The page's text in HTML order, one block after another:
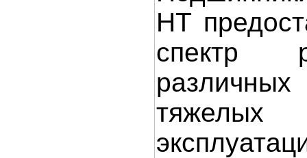
HT
спектр